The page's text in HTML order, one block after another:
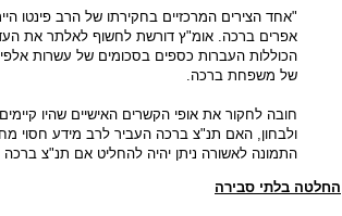
"אחד הצירים המרכזיים בחקירתו של הרב פינטו
אפרים ברכה. אומ"ץ דורשת לחשוף לאלתר את
הכוללות העברות כספים בסכומים של עשרות
של משפחת ברכה.
חובה לחקור את אופי הקשרים האישיים שהיו
ולבחון, האם תנ"צ ברכה העביר לרב מידע חסוי
התמונה לאשורה ניתן יהיה להחליט אם תנ"צ
החלטה בלתי סבירה